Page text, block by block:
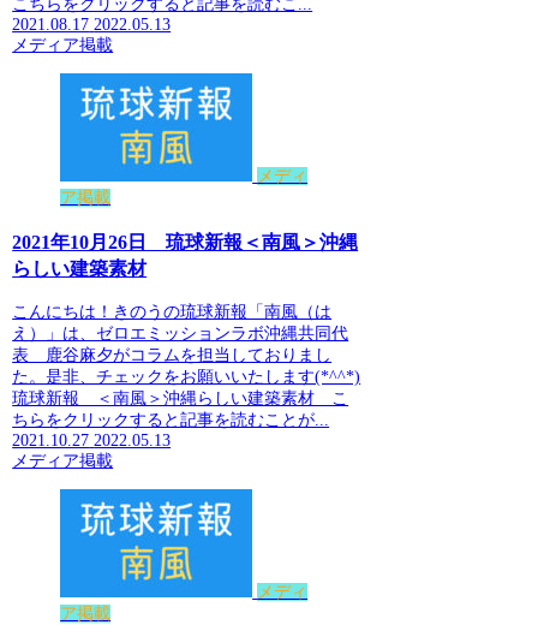
こちらをクリックすると記事を読むこ...
2021.08.17 2022.05.13
メディア掲載
メディ
ア掲載
2021年10月26日 琉球新報＜南風＞沖縄
らしい建築素材
こんにちは！きのうの琉球新報「南風（は
え）」は、ゼロエミッションラボ沖縄共同代
表 鹿谷麻夕がコラムを担当しておりまし
た。是非、チェックをお願いいたします(*^^*)
琉球新報 ＜南風＞沖縄らしい建築素材 こ
ちらをクリックすると記事を読むことが...
2021.10.27 2022.05.13
メディア掲載
メディ
ア掲載